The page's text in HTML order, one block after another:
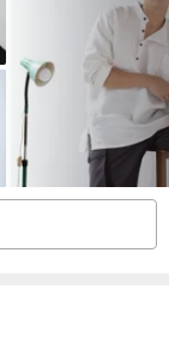
the rules of the